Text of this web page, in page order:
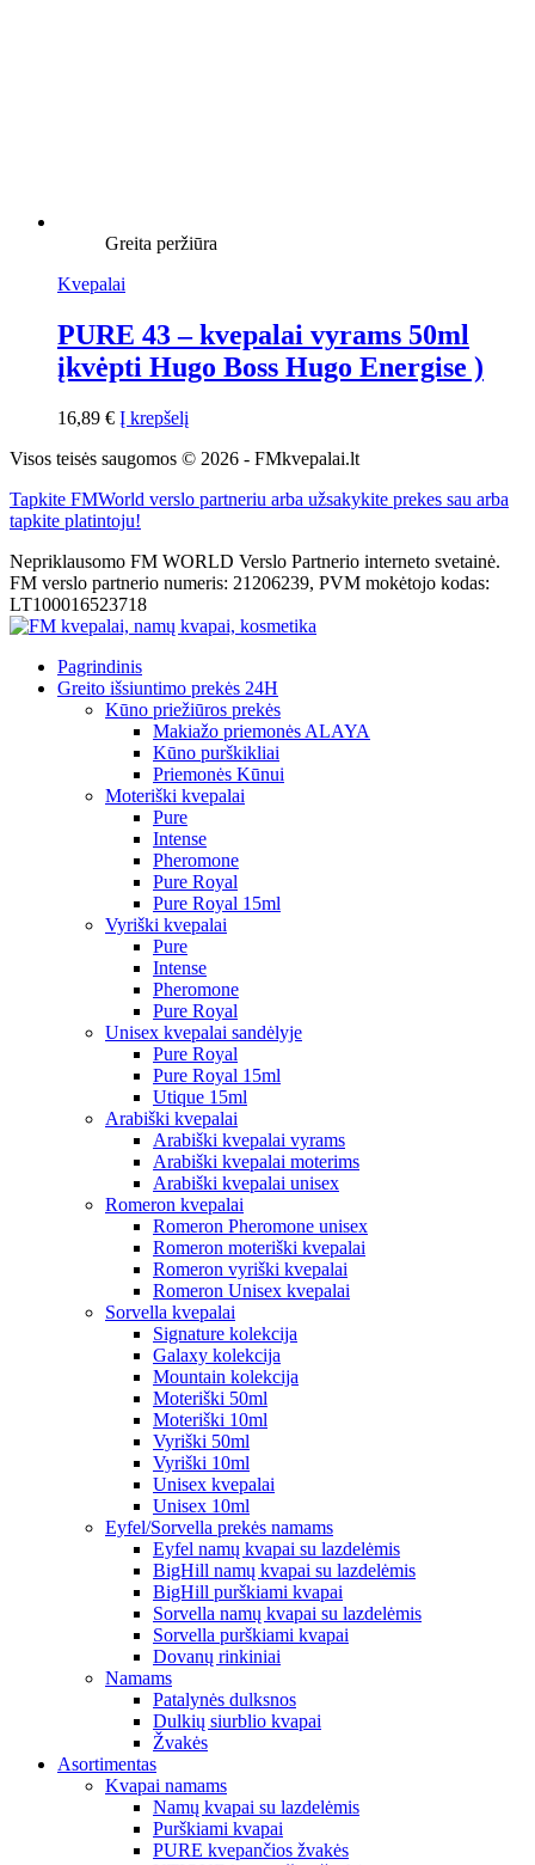
Greita peržiūra
Kvepalai
PURE 43 – kvepalai vyrams 50ml
įkvėpti Hugo Boss Hugo Energise )
16,89 € Į krepšelį
Visos teisės saugomos © 2026 - FMkvepalai.lt
Tapkite FMWorld verslo partneriu arba užsakykite prekes sau arba
tapkite platintoju!
Nepriklausomo FM WORLD Verslo Partnerio interneto svetainė.
FM verslo partnerio numeris: 21206239, PVM mokėtojo kodas:
LT100016523718
Pagrindinis
Greito išsiuntimo prekės 24H
Kūno priežiūros prekės
Makiažo priemonės ALAYA
Kūno purškikliai
Priemonės Kūnui
Moteriški kvepalai
Pure
Intense
Pheromone
Pure Royal
Pure Royal 15ml
Vyriški kvepalai
Pure
Intense
Pheromone
Pure Royal
Unisex kvepalai sandėlyje
Pure Royal
Pure Royal 15ml
Utique 15ml
Arabiški kvepalai
Arabiški kvepalai vyrams
Arabiški kvepalai moterims
Arabiški kvepalai unisex
Romeron kvepalai
Romeron Pheromone unisex
Romeron moteriški kvepalai
Romeron vyriški kvepalai
Romeron Unisex kvepalai
Sorvella kvepalai
Signature kolekcija
Galaxy kolekcija
Mountain kolekcija
Moteriški 50ml
Moteriški 10ml
Vyriški 50ml
Vyriški 10ml
Unisex kvepalai
Unisex 10ml
Eyfel/Sorvella prekės namams
Eyfel namų kvapai su lazdelėmis
BigHill namų kvapai su lazdelėmis
BigHill purškiami kvapai
Sorvella namų kvapai su lazdelėmis
Sorvella purškiami kvapai
Dovanų rinkiniai
Namams
Patalynės dulksnos
Dulkių siurblio kvapai
Žvakės
Asortimentas
Kvapai namams
Namų kvapai su lazdelėmis
Purškiami kvapai
PURE kvepančios žvakės